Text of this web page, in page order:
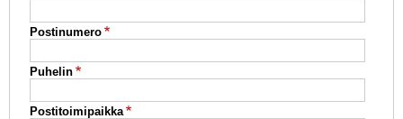
Postinumero
Puhelin
Postitoimipaikka